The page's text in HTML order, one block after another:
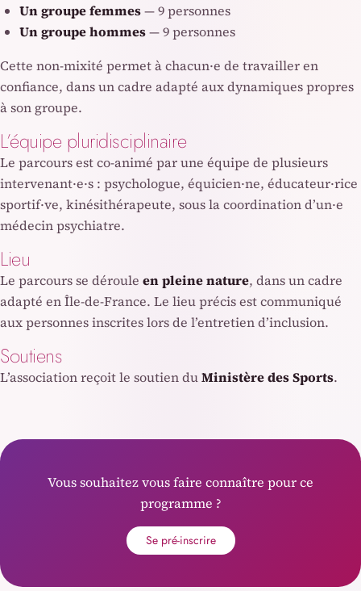
Un groupe femmes— 9 personnes
Un groupe hommes— 9 personnes
Cette non-mixité permet à chacun·e de travailler en
confiance, dans un cadre adapté aux dynamiques propres
à son groupe.
L’équipe pluridisciplinaire
Le parcours est co-animé par une équipe de plusieurs
intervenant·e·s : psychologue, équicien·ne, éducateur·rice
sportif·ve, kinésithérapeute, sous la coordination d’un·e
médecin psychiatre.
Lieu
Le parcours se déroule en pleine nature, dans un cadre
adapté en Île-de-France. Le lieu précis est communiqué
aux personnes inscrites lors de l’entretien d’inclusion.
Soutiens
L’association reçoit le soutien duMinistère des Sports.
Vous souhaitez vous faire connaître pour ce
programme ?
Se pré-inscrire